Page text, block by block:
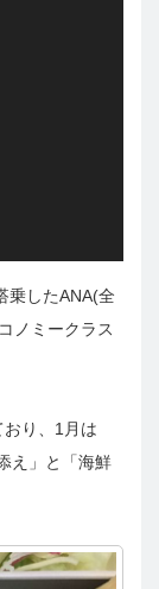
乗したANA(全
ノミークラス
り、1月は
え」と「海鮮